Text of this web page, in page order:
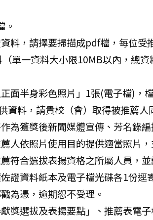
。
料，請擇要掃描成pdf檔，每位受
單一資料大小限10MB以內，總
面半身彩色照片」1張(電子檔)，
資料，請貴校（會）取得被推薦
為獲獎後新聞媒體宣傳、芳名錄
人依照片使用目的提供適當照片
符合選拔表揚資格之所屬人員，
證資料紙本及電子檔光碟各1份逕
為憑，逾期恕不受理。
獎選拔及表揚要點」、推薦表電